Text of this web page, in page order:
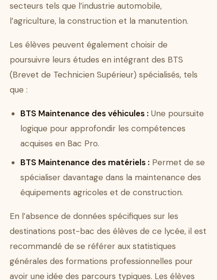
secteurs tels que l’industrie automobile,
l’agriculture, la construction et la manutention.
Les élèves peuvent également choisir de
poursuivre leurs études en intégrant des BTS
(Brevet de Technicien Supérieur) spécialisés, tels
que :
BTS Maintenance des véhicules : Une poursuite
logique pour approfondir les compétences
acquises en Bac Pro.
BTS Maintenance des matériels : Permet de se
spécialiser davantage dans la maintenance des
équipements agricoles et de construction.
En l’absence de données spécifiques sur les
destinations post-bac des élèves de ce lycée, il est
recommandé de se référer aux statistiques
générales des formations professionnelles pour
avoir une idée des parcours typiques. Les élèves